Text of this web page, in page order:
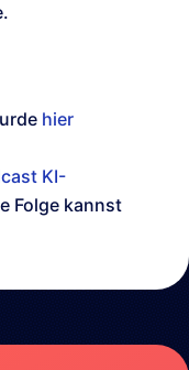
hier
KI-
Folge kannst